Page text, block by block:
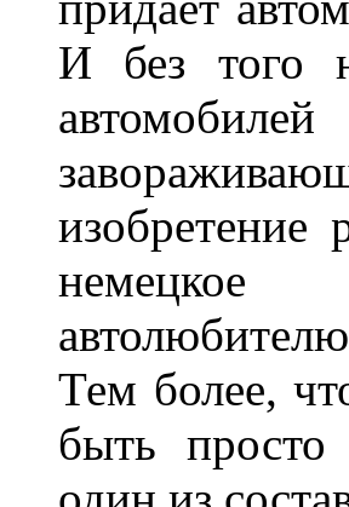
И без того
немецкое
Тем более,
быть просто